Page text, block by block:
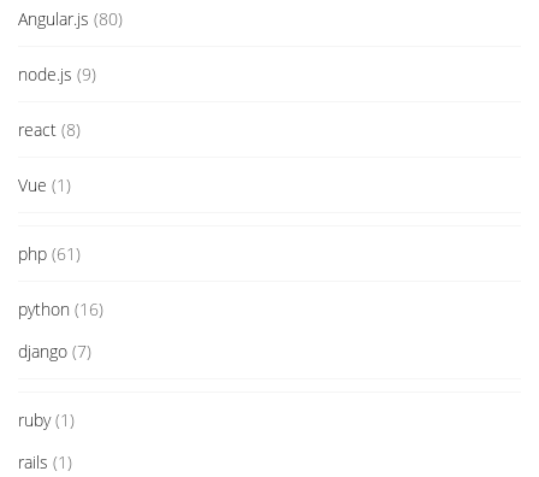
Angular.js (80)
node.js (9)
react (8)
Vue (1)
php (61)
python (16)
django (7)
ruby(1)
rails (1)